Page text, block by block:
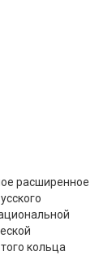
расширенное
кольца